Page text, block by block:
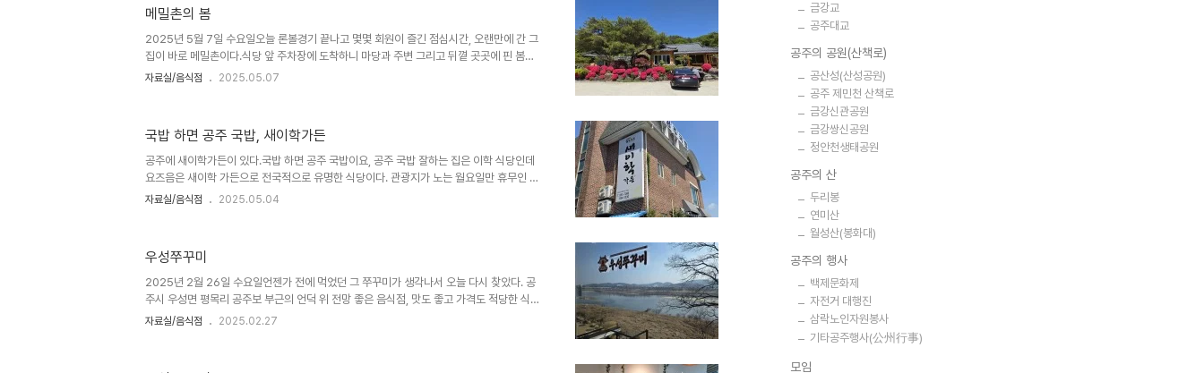
된 것이 6학년 때니까 온통 6년을 나룻배 타고 다녔다. 지금 공주는 큰비가 오지 않아서 좋
다. 비가 많이도 안 오지만, 금강 상류에 대청댐이 있어서 요즈음은 강물이 범람하는 ..
메밀촌의 봄
2025년 5월 7일 수요일오늘 론볼경기 끝나고 몇몇 회원이 즐긴 점심시간, 오랜만에 간 그
집이 바로 메밀촌이다.식당 앞 주차장에 도착하니 마당과 주변 그리고 뒤꼍 곳곳에 핀 봄꽃
들이 환하다. 잘 꾸며진 정원의 꽃들을 보면서 음식점 치고 이렇게 아기자기하게 정원을 잘
아하나 보다. 아니면 화초 재배 달인인 듯싶다.멋진 봄 꽃을 보려면 이곳 유계리 메밀촌을
오면 봄을 맘 껏 느낄 수 있을 것이다. 꽃을 우선 보고 메밀 음식을 골라 먹으면 더..
자료실/음식점 2025.05.07
국밥 하면 공주 국밥, 새이학가든
공주에 새이학가든이 있다.국밥 하면 공주 국밥이요, 공주 국밥 잘하는 집은 이학 식당인데
요즈음은 새이학 가든으로 전국적으로 유명한 식당이다. 관광지가 노는 월요일만 휴무인 공
주 새이학은 언제나 손님들로 만원이다. 오늘이 금요일인데 1층 홀은 우리 모임 13명을 비
밥집으로 공주에서 오래전부터 명성을 날리던 식당이다. 유명 인사가 다녀가기도 했지만,
공주 시인 나태주가 즐겨 찾으며 그의 풍금도 이곳에서 볼 수 있다.음식을 기다리는 동안 식
탁에 깔..
자료실/음식점 2025.05.04
우성쭈꾸미
2025년 2월 26일 수요일언젠가 전에 먹었던 그 쭈꾸미가 생각나서 오늘 다시 찾았다. 공
주시 우성면 평목리 공주보 부근의 언덕 위 전망 좋은 음식점, 맛도 좋고 가격도 적당한 식
당 '우성쭈꾸미'다.쭈꾸미 요리는 어디를 가도 어렵지 않게 만날 수 있지만, 이곳 쭈꾸미는
자료실/음식점 2025.02.27
금강교
공주대교
공주의 공원(산책로)
공산성(산성공원)
공주 제민천 산책로
금강신관공원
금강쌍신공원
정안천생태공원
공주의 산
두리봉
연미산
월성산(봉화대)
공주의 행사
백제문화제
자전거 대행진
삼락노인자원봉사
기타공주행사(公州行事)
모임